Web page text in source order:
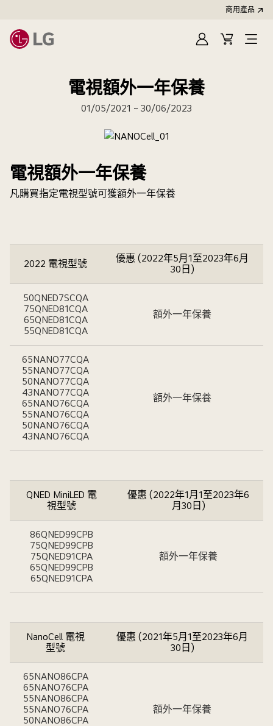
商用產品
登
購
電視額外一年保養
01/05/2021 ~ 30/06/2023
電視額外一年保養
凡購買指定電視型號可獲額外一年保養
2022 電視型號
優惠 (2022年5月1至2023年6月
30日)
50QNED7SCQA
75QNED81CQA
65QNED81CQA
55QNED81CQA
額外一年保養
65NANO77CQA
55NANO77CQA
50NANO77CQA
43NANO77CQA
65NANO76CQA
55NANO76CQA
50NANO76CQA
43NANO76CQA
額外一年保養
QNED MiniLED 電
視型號
優惠 (2022年1月1至2023年6
月30日)
86QNED99CPB
75QNED99CPB
75QNED91CPA
65QNED99CPB
65QNED91CPA
額外一年保養
NanoCell 電視
型號
優惠 (2021年5月1至2023年6月
30日)
65NANO86CPA
65NANO76CPA
55NANO86CPA
55NANO76CPA
50NANO86CPA
額外一年保養